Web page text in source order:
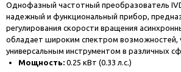
Однофазный частотный преобразователь
надежный и функциональный прибор,
регулирования скорости вращения
обладает широким спектром возможностей,
универсальным инструментом в различных
Мощность: 0.25 кВт (0.33 л.с.)